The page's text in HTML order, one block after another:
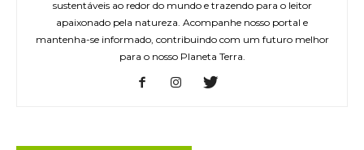
sustentáveis ao redor do mundo e trazendo para o leitor
apaixonado pela natureza. Acompanhe nosso portal e
mantenha-se informado, contribuindo com um futuro melhor
para o nosso Planeta Terra.